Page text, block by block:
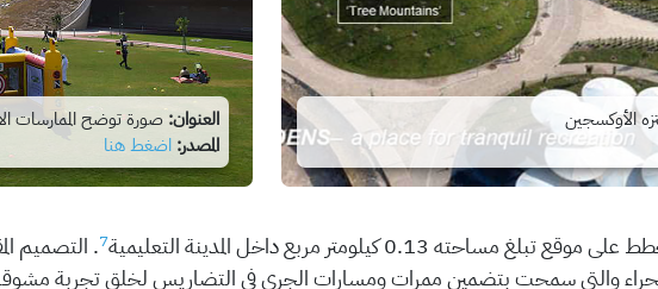
الأوكسجين
العنوان: صورة توضح الممارسات
المصدر: اضغط هنا
0.13 كيلومتر مربع داخل المدينة التعليمية 7. التصميم
والتي سمحت بتضمين ممرات ومسارات الجري في التضاريس لخلق تجربة مشوقة